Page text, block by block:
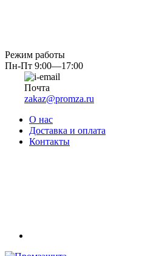
Режим работы
Пн-Пт 9:00—17:00
Почта
zakaz@promza.ru
О нас
Доставка и оплата
Контакты